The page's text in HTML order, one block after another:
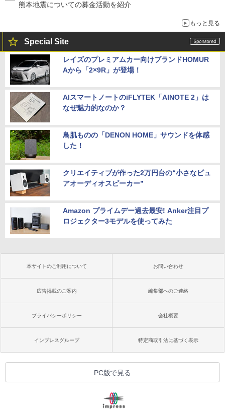
熊本地震についての募金活動を紹介
もっと見る
Special Site
レイズのプレミアムカー向けブランドHOMUR
Aから「2×9R」が登場！
AIスマートノートのiFLYTEK「AINOTE 2」は
なぜ魅力的なのか？
鳥肌ものの「DENON HOME」サウンドを体感
した！
クリエイティブが作った2万円台の“小さなピュ
アオーディオスピーカー”
Amazon プライムデー過去最安! Anker注目プ
ロジェクター3モデルを使ってみた
本サイトのご利用について お問い合わせ
広告掲載のご案内 編集部へのご連絡
プライバシーポリシー 会社概要
インプレスグループ 特定商取引法に基づく表示
PC版で見る